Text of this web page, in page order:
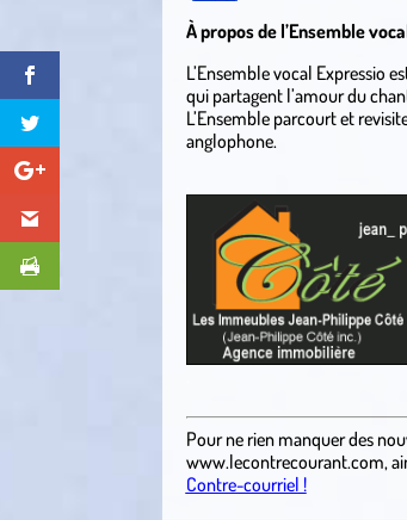
À propos de l’Ensemble
L’Ensemble vocal Expressio
qui partagent l’amour du
L’Ensemble parcourt et
anglophone.
Pour ne rien manquer des
www.lecontrecourant.com,
Contre-courriel !